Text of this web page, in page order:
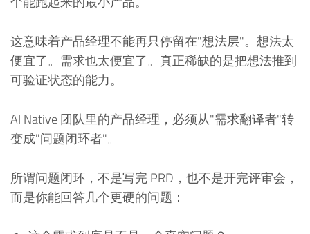
这意味着产品经理不能再只停留在"想法层"。想法太
便宜了。需求也太便宜了。真正稀缺的是把想法推到
可验证状态的能力。
AI Native 团队里的产品经理，必须从"需求翻译者"转
变成"问题闭环者"。
所谓问题闭环，不是写完 PRD，也不是开完评审会，
而是你能回答几个更硬的问题：